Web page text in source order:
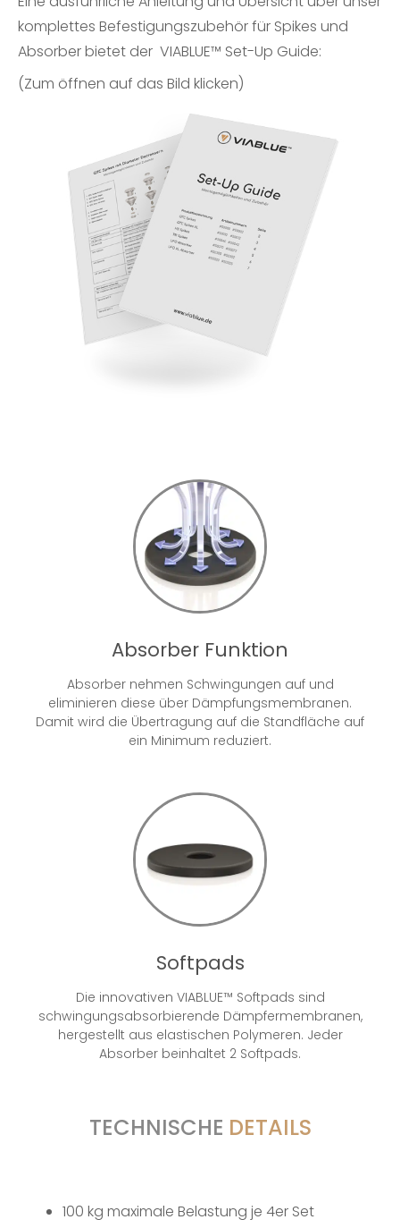
komplettes Befestigungszubehör für Spikes und
Absorber bietet der VIABLUE™ Set-Up Guide:
(Zum öffnen auf das Bild klicken)
Absorber Funktion
Absorber nehmen Schwingungen auf und
eliminieren diese über Dämpfungsmembranen.
Damit wird die Übertragung auf die Standfläche auf
ein Minimum reduziert.
Softpads
Die innovativen VIABLUE™ Softpads sind
schwingungsabsorbierende Dämpfermembranen,
hergestellt aus elastischen Polymeren. Jeder
Absorber beinhaltet 2 Softpads.
TECHNISCHE DETAILS
100 kg maximale Belastung je 4er Set